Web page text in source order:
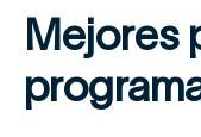
Mejores